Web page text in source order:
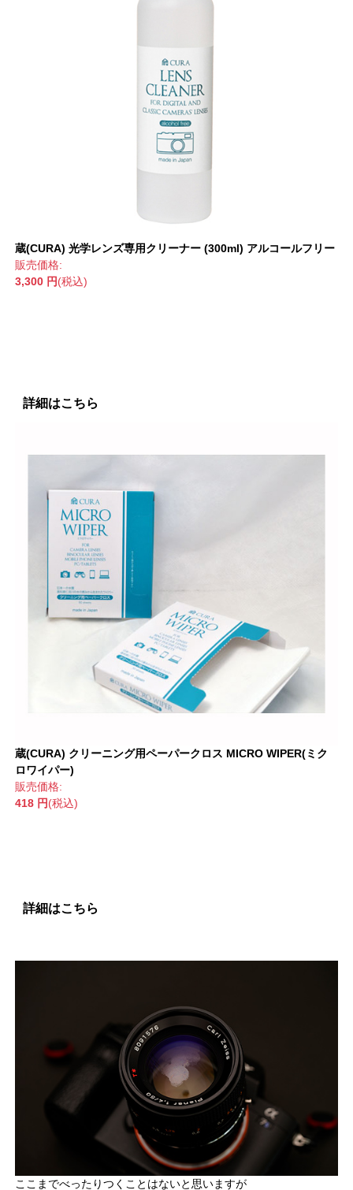
蔵(CURA) 光学レンズ専用クリーナー (300ml) アルコールフリー
販売価格:
3,300 円(税込)
詳細はこちら
蔵(CURA) クリーニング用ペーパークロス MICRO WIPER(ミク
ロワイパー)
販売価格:
418 円(税込)
詳細はこちら
ここまでべったりつくことはないと思いますが